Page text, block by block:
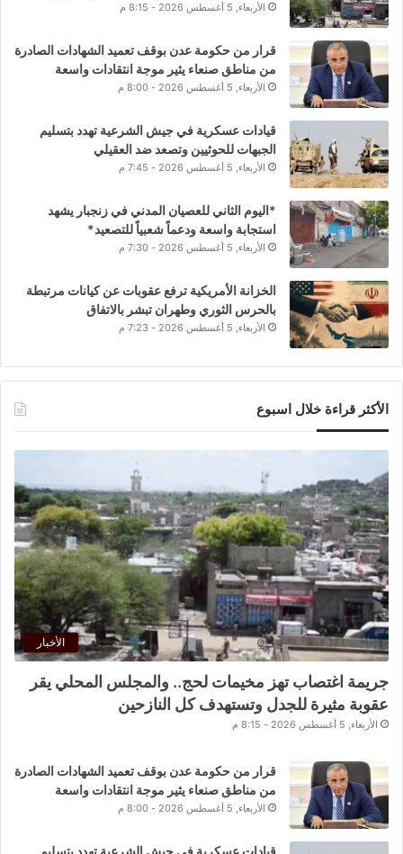
الأربعاء, 5 أغسطس 2026 - 8:15 م
قرار من حكومة عدن بوقف تعميد الشهادات الصادرة
من مناطق صنعاء يثير موجة انتقادات واسعة
الأربعاء, 5 أغسطس 2026 - 8:00 م
قيادات عسكرية في جيش الشرعية تهدد بتسليم
الجبهات للحوثيين وتصعد ضد العقيلي
الأربعاء, 5 أغسطس 2026 - 7:45 م
*اليوم الثاني للعصيان المدني في زنجبار يشهد
استجابة واسعة ودعماً شعبياً للتصعيد*
الأربعاء, 5 أغسطس 2026 - 7:30 م
الخزانة الأمريكية ترفع عقوبات عن كيانات مرتبطة
بالحرس الثوري وطهران تبشر بالاتفاق
الأربعاء, 5 أغسطس 2026 - 7:23 م
الأكثر قراءة خلال اسبوع
الأخبار
جريمة اغتصاب تهز مخيمات لحج.. والمجلس المحلي يقر
عقوبة مثيرة للجدل وتستهدف كل النازحين
الأربعاء, 5 أغسطس 2026 - 8:15 م
قرار من حكومة عدن بوقف تعميد الشهادات الصادرة
من مناطق صنعاء يثير موجة انتقادات واسعة
الأربعاء, 5 أغسطس 2026 - 8:00 م
قيادات عسكرية في جيش الشرعية تهدد بتسليم